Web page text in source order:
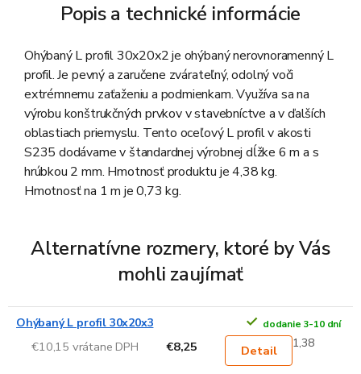
Popis a technické informácie
Ohýbaný L profil 30x20x2 je ohýbaný nerovnoramenný L
profil. Je pevný a zaručene zvárateľný, odolný voči
extrémnemu zaťaženiu a podmienkam. Využíva sa na
výrobu konštrukčných prvkov v stavebníctve a v ďalších
oblastiach priemyslu. Tento oceľový L profil v akosti
S235 dodávame v štandardnej výrobnej dĺžke 6 m a s
hrúbkou 2 mm. Hmotnosť produktu je 4,38 kg.
Hmotnosť na 1 m je 0,73 kg.
Alternatívne rozmery, ktoré by Vás
mohli zaujímať
Ohýbaný L profil 30x20x3 dodanie 3-10 dní
€10,15 vrátane DPH €8,25 Detail 1,38